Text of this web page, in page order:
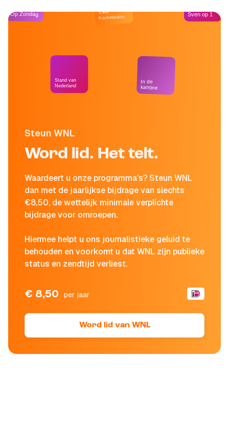
Steun WNL
Word lid. Het telt.
Waardeert u onze programma's? Steun WNL
dan met de jaarlijkse bijdrage van slechts
€8,50, de wettelijk minimale verplichte
bijdrage voor omroepen.
Hiermee helpt u ons journalistieke geluid te
behouden en voorkomt u dat WNL zijn publieke
status en zendtijd verliest.
€ 8,50 per jaar
Word lid van WNL
Op Zondag
Stand van
Nederland
Café
Kockelmann
In de
kantine
Sven op 1